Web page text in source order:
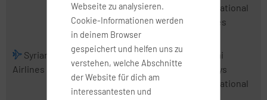
Airlines
International
Airlines
Syrian Arab
Airlines
Tajik Air
Thai
AirAsia
Thai
Airways
International
Webseite zu analysieren.
Cookie-Informationen werden
in deinem Browser
gespeichert und helfen uns zu
verstehen, welche Abschnitte
der Website für dich am
interessantesten und